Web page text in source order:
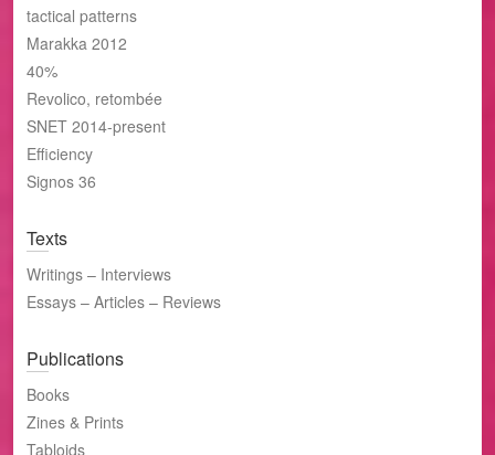
tactical patterns
Marakka 2012
40%
Revolico, retombée
SNET 2014-present
Efficiency
Signos 36
Texts
Writings – Interviews
Essays – Articles – Reviews
Publications
Books
Zines & Prints
Tabloids